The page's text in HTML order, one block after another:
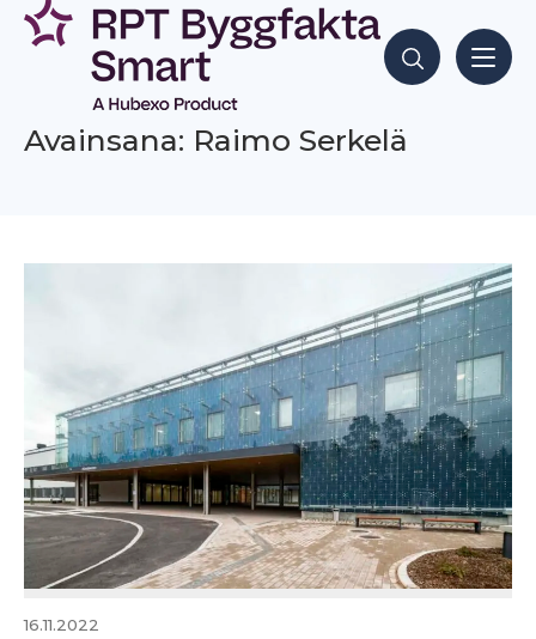
Siirry
sisältöön
Hae sisältöjä
Avainsana: Raimo Serkelä
16.11.2022